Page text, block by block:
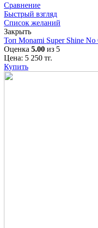
Сравнение
Быстрый взгляд
Список желаний
Закрыть
Топ Monami Super Shine No
Оценка 5.00 из 5
Цена: 5 250 тг.
Купить